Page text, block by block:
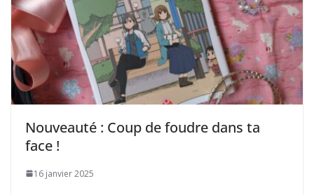
Nouveauté : Coup de foudre dans ta
face !
16 janvier 2025